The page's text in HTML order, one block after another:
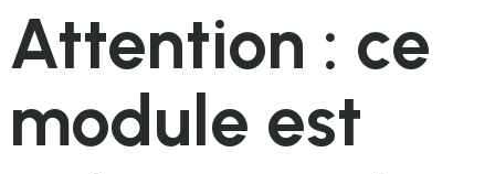
Attention : ce
module est